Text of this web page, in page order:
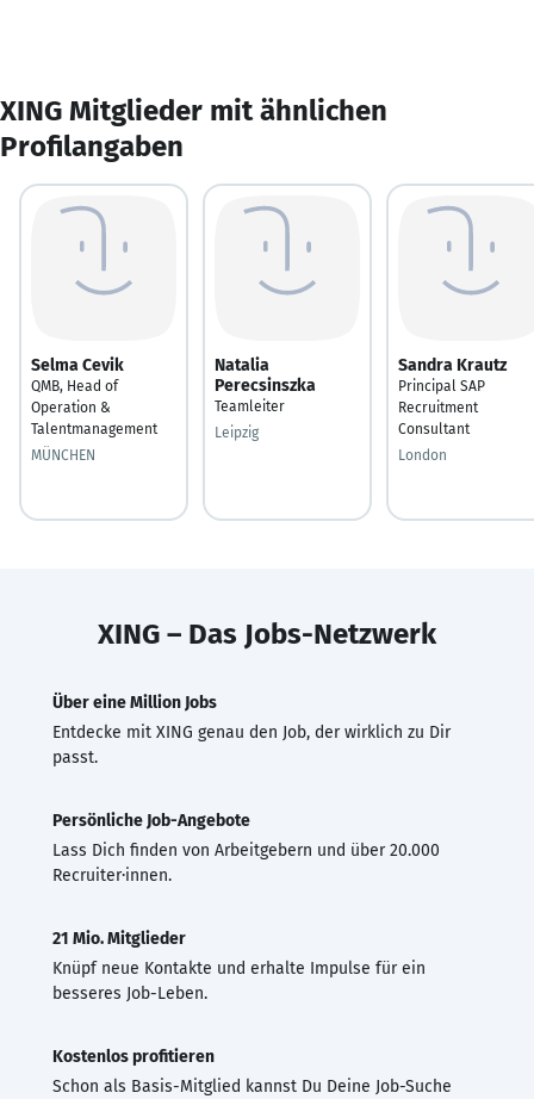
XING Mitglieder mit ähnlichen
Profilangaben
Selma Cevik
QMB, Head of
Operation &
Talentmanagement
MÜNCHEN
Natalia
Perecsinszka
Teamleiter
Leipzig
Sandra Krautz
Principal SAP
Recruitment
Consultant
London
XING – Das Jobs-Netzwerk
Über eine Million Jobs
Entdecke mit XING genau den Job, der wirklich zu Dir
passt.
Persönliche Job-Angebote
Lass Dich finden von Arbeitgebern und über 20.000
Recruiter·innen.
21 Mio. Mitglieder
Knüpf neue Kontakte und erhalte Impulse für ein
besseres Job-Leben.
Kostenlos profitieren
Schon als Basis-Mitglied kannst Du Deine Job-Suche